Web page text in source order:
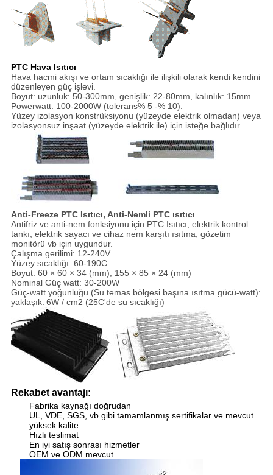
PTC Hava Isıtıcı
Hava hacmi akışı ve ortam sıcaklığı ile ilişkili olarak kendi kendini
düzenleyen güç işlevi.
Boyut: uzunluk: 50-300mm, genişlik: 22-80mm, kalınlık: 15mm.
Powerwatt: 100-2000W (tolerans% 5 -% 10).
Yüzey izolasyon konstrüksiyonu (yüzeyde elektrik olmadan) veya
izolasyonsuz inşaat (yüzeyde elektrik ile) için isteğe bağlıdır.
Anti-Freeze PTC Isıtıcı, Anti-Nemli PTC ısıtıcı
Antifriz ve anti-nem fonksiyonu için PTC Isıtıcı, elektrik kontrol
tankı, elektrik sayacı ve cihaz nem karşıtı ısıtma, gözetim
monitörü vb için uygundur.
Çalışma gerilimi: 12-240V
Yüzey sıcaklığı: 60-190C
Boyut: 60 × 60 × 34 (mm), 155 × 85 × 24 (mm)
Nominal Güç watt: 30-200W
Güç-watt yoğunluğu (Su temas bölgesi başına ısıtma gücü-watt):
yaklaşık. 6W / cm2 (25C'de su sıcaklığı)
Rekabet avantajı:
Fabrika kaynağı doğrudan
UL, VDE, SGS, vb gibi tamamlanmış sertifikalar ve mevcut
yüksek kalite
Hızlı teslimat
En iyi satış sonrası hizmetler
OEM ve ODM mevcut